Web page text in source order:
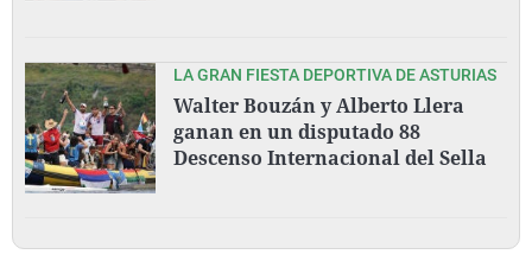
LA GRAN FIESTA DEPORTIVA DE ASTURIAS
Walter Bouzán y Alberto Llera
ganan en un disputado 88
Descenso Internacional del Sella